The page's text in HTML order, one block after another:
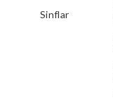
Sinflar